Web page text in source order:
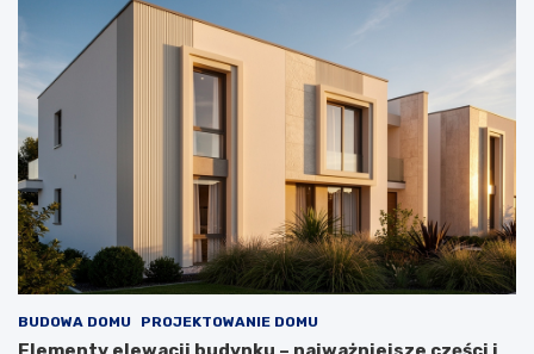
BUDOWA DOMU PROJEKTOWANIE DOMU